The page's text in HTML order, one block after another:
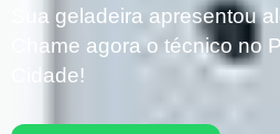
Sua geladeira apresentou
Chame agora o técnico no
Cidade!